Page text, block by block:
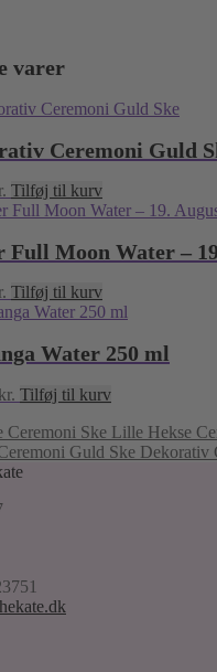
varer
Ceremoni Guld
Tilføj til kurv
Full Moon Water –
Tilføj til kurv
Water 250 ml
kr. Tilføj til kurv
Lille Hekse
Dekorativ